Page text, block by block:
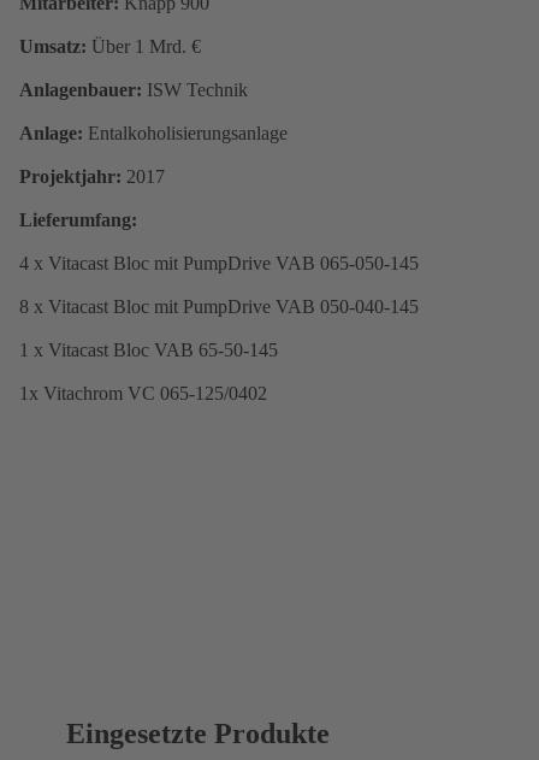
Umsatz: Über 1 Mrd. €
Anlagenbauer: ISW Technik
Anlage: Entalkoholisierungsanlage
Projektjahr: 2017
Lieferumfang:
4 x Vitacast Bloc mit PumpDrive VAB 065-050-145
8 x Vitacast Bloc mit PumpDrive VAB 050-040-145
1 x Vitacast Bloc VAB 65-50-145
1x Vitachrom VC 065-125/0402
Eingesetzte Produkte